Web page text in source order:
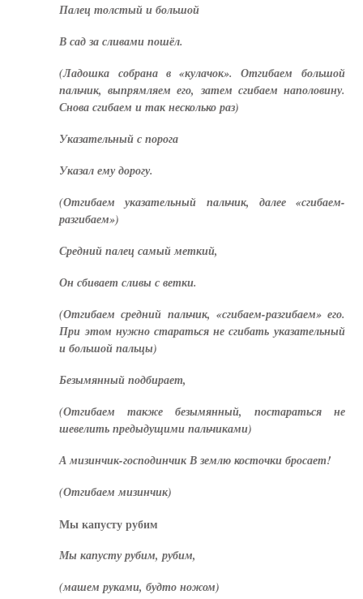
Палец толстый и большой
В сад за сливами пошёл.
(Ладошка собрана в «кулачок». Отгибаем большой
пальчик, выпрямляем его, затем сгибаем наполовину.
Снова сгибаем и так несколько раз)
Указательный с порога
Указал ему дорогу.
(Отгибаем указательный пальчик, далее «сгибаем-
разгибаем»)
Средний палец самый меткий,
Он сбивает сливы с ветки.
(Отгибаем средний пальчик, «сгибаем-разгибаем» его.
При этом нужно стараться не сгибать указательный
и большой пальцы)
Безымянный подбирает,
(Отгибаем также безымянный, постараться не
шевелить предыдущими пальчиками)
А мизинчик-господинчик В землю косточки бросает!
(Отгибаем мизинчик)
Мы капусту рубим
Мы капусту рубим, рубим,
(машем руками, будто ножом)